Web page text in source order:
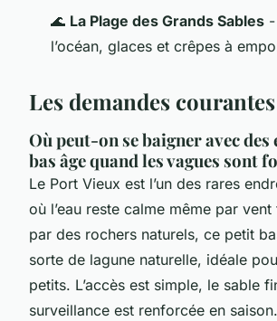
🌊 La Plage des Grands Sables
l’océan, glaces et crêpes à
Les demandes courantes
Où peut-on se baigner avec des
bas âge quand les vagues sont
Le Port Vieux est l’un des rares
où l’eau reste calme même par
par des rochers naturels, ce petit
sorte de lagune naturelle, idéale
petits. L’accès est simple, le sable
surveillance est renforcée en saison.